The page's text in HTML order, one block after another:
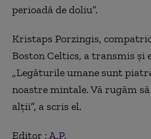
perioadă de doliu”.
Kristaps Porzingis,
Boston Celtics, a transmis şi
„Legăturile umane sunt
noastre mintale. Vă rugăm
alţii”, a scris el.
Editor :A.P.